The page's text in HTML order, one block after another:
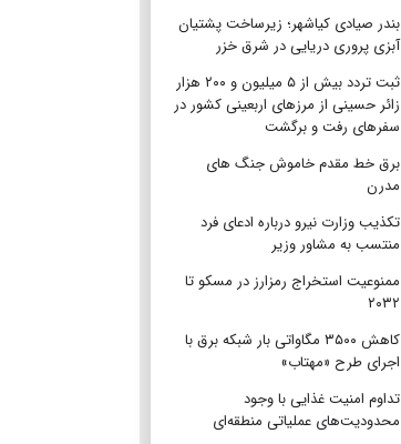
بندر صیادی کیاشهر؛ زیرساخت پشتیان
آبزی پروری دریایی در شرق خزر
ثبت تردد بیش از ۵ میلیون و ۲۰۰ هزار
زائر حسینی از مرزهای اربعینی کشور در
سفرهای رفت و برگشت
برق خط مقدم خاموش جنگ های
مدرن
تکذیب وزارت نیرو درباره ادعای فرد
منتسب به مشاور وزیر
ممنوعیت استخراج رمزارز در مسکو تا
۲۰۳۲
کاهش ۳۵۰۰ مگاواتی بار شبکه برق با
اجرای طرح «مهتاب»
تداوم امنیت غذایی با وجود
محدودیت‌های عملیاتی منطقه‌ای